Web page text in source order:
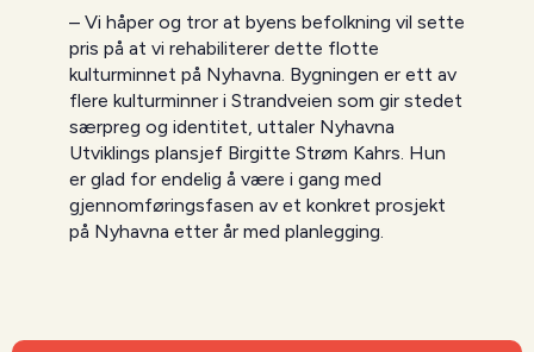
– Vi håper og tror at byens befolkning vil sette
pris på at vi rehabiliterer dette flotte
kulturminnet på Nyhavna. Bygningen er ett av
flere kulturminner i Strandveien som gir stedet
særpreg og identitet, uttaler Nyhavna
Utviklings plansjef Birgitte Strøm Kahrs. Hun
er glad for endelig å være i gang med
gjennomføringsfasen av et konkret prosjekt
på Nyhavna etter år med planlegging.